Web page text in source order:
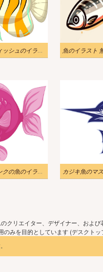
エンゼルフィッシュのイラスト 魚のイラスト
水の中のピンクの魚のイラスト
クリエイター、デザイナー、およ
みを目的としています (デスクト